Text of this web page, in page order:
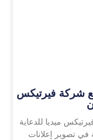
مع شركة فيرتيكس
ميديا للدعاية
تصوير إعلانات